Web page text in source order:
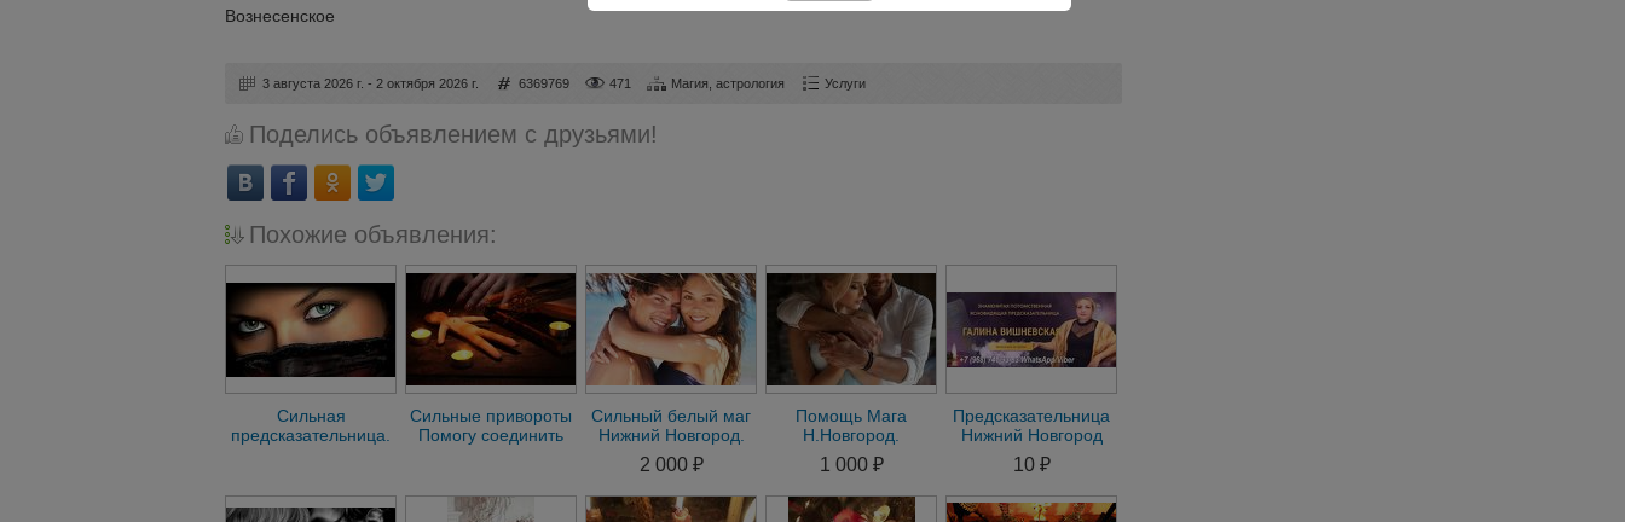
Вознесенское
3 августа 2026 г. - 2 октября 2026 г. 6369769 471 Магия, астрология Услуги
Поделись объявлением с друзьями!
Похожие объявления:
Сильная
предсказательница.
Сильные привороты
Помогу соединить
Сильный белый маг
Нижний Новгород.
Сильный приворот
Нижний Новгород
2 000 ₽
Помощь Мага
Н.Новгород.
Сильный Приворот в
Нижнем Новгороде
1 000 ₽
Предсказательница
Нижний Новгород
10 ₽